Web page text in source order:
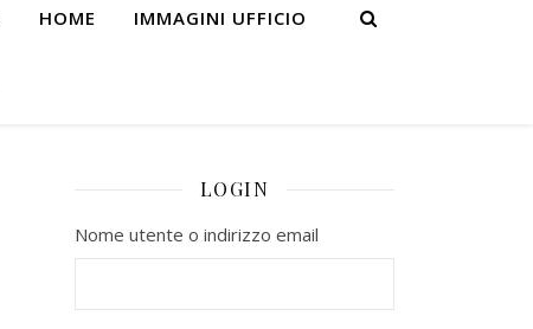
HOME IMMAGINI UFFICIO
LOGIN
Nome utente o indirizzo email